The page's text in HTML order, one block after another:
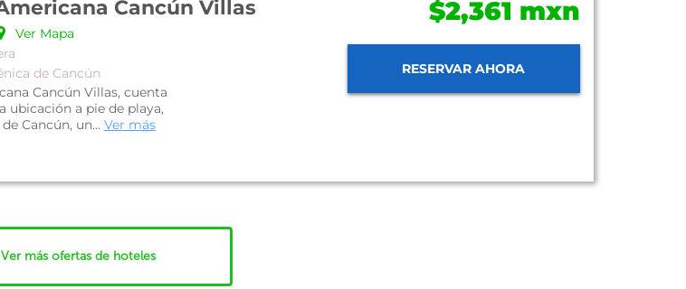
Cancún Villas
Ver Mapa
de Cancún
Cancún Villas, cuenta
ubicación a pie de playa,
Cancún, un... Ver más
$2,361 mxn
RESERVAR AHORA
Ver más ofertas de hoteles